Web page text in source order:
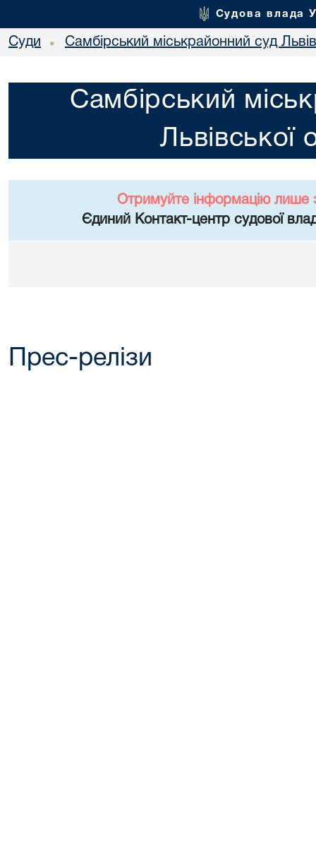
Судова влада
Суди • Самбірський міськрайонний суд
Самбірський
Львівської
Отримуйте інформацію лише
Єдиний Контакт-центр судової
Прес-релізи